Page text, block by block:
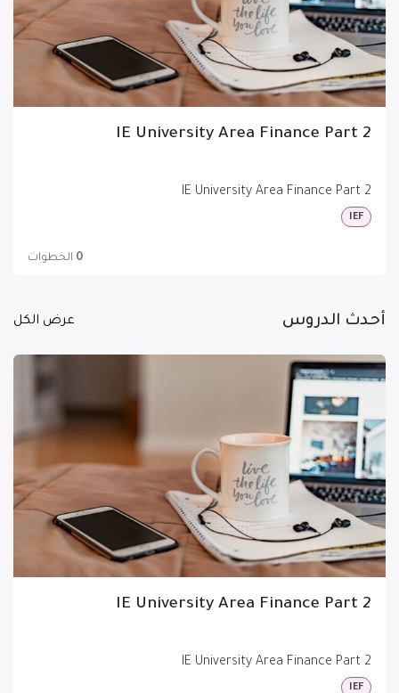
IE University Area Finance Part 2
IE University Area Finance Part 2
IEF
0 الخطوات
عرض الكل أحدث الدروس
IE University Area Finance Part 2
IE University Area Finance Part 2
IEF